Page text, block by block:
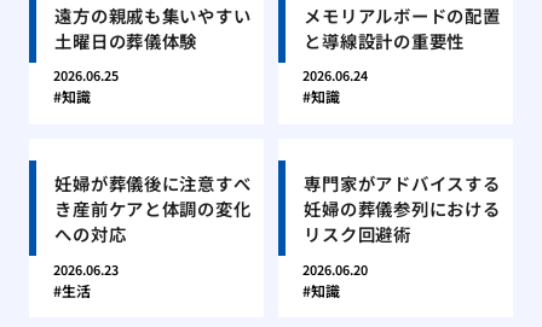
遠方の親戚も集いやすい
土曜日の葬儀体験
2026.06.25
知識
メモリアルボードの配置
と導線設計の重要性
2026.06.24
知識
妊婦が葬儀後に注意すべ
き産前ケアと体調の変化
への対応
2026.06.23
生活
専門家がアドバイスする
妊婦の葬儀参列における
リスク回避術
2026.06.20
知識